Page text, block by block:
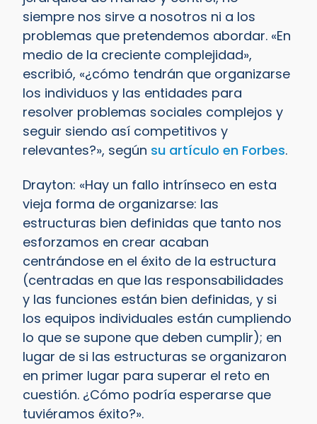
siempre nos sirve a nosotros ni a los
problemas que pretendemos abordar. «En
medio de la creciente complejidad»,
escribió, «¿cómo tendrán que organizarse
los individuos y las entidades para
resolver problemas sociales complejos y
seguir siendo así competitivos y
relevantes?», según su artículo en Forbes.
Drayton: «Hay un fallo intrínseco en esta
vieja forma de organizarse: las
estructuras bien definidas que tanto nos
esforzamos en crear acaban
centrándose en el éxito de la estructura
(centradas en que las responsabilidades
y las funciones están bien definidas, y si
los equipos individuales están cumpliendo
lo que se supone que deben cumplir); en
lugar de si las estructuras se organizaron
en primer lugar para superar el reto en
cuestión. ¿Cómo podría esperarse que
tuviéramos éxito?».